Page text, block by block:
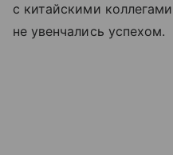
с китайскими
не увенчались успехом.